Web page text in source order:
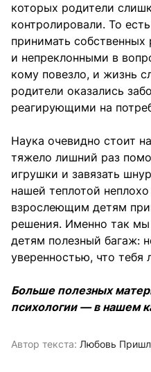
которых родители
контролировали. То
принимать
и непреклонными в
кому повезло, и жизнь
родители оказались
реагирующими на
Наука очевидно стоит
тяжело лишний раз
игрушки и завязать
нашей теплотой
взрослеющим детям
решения. Именно так
детям полезный багаж:
уверенностью, что
Больше полезных
психологии — в нашем
Автор текста: Любовь